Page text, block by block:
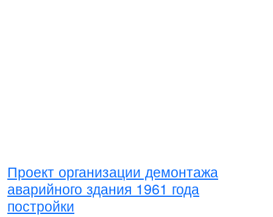
Проект организации демонтажа
аварийного здания 1961 года
постройки